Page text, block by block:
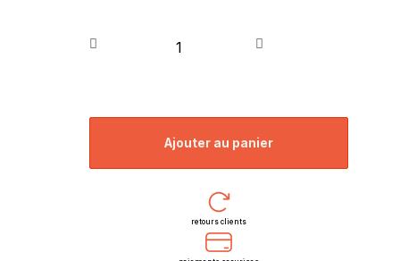
ajouter au panier
retours clients